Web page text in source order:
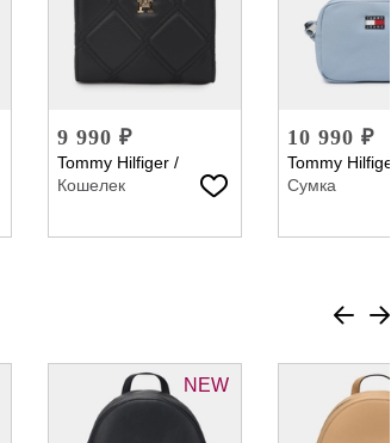
9 990 ₽
Tommy Hilfiger /
Кошелек
10 990 ₽
Tommy Hilfiger
Сумка
NEW